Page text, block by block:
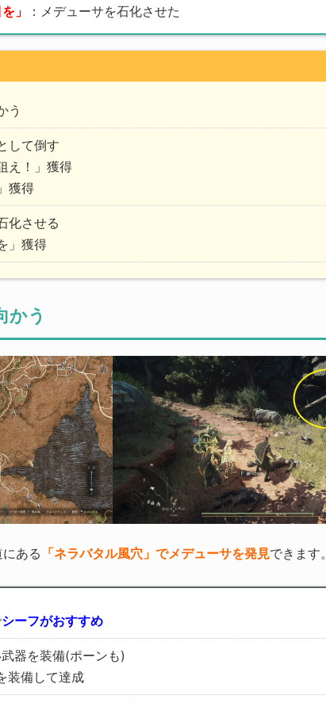
」
：メデューサを石化させた
う
して倒す
え！」獲得
獲得
化させる
」獲得
かう
ある 「ネラバタル風穴」でメデューサを発見できます。
シーフがおすすめ
器を装備(ポーンも)
装備して達成